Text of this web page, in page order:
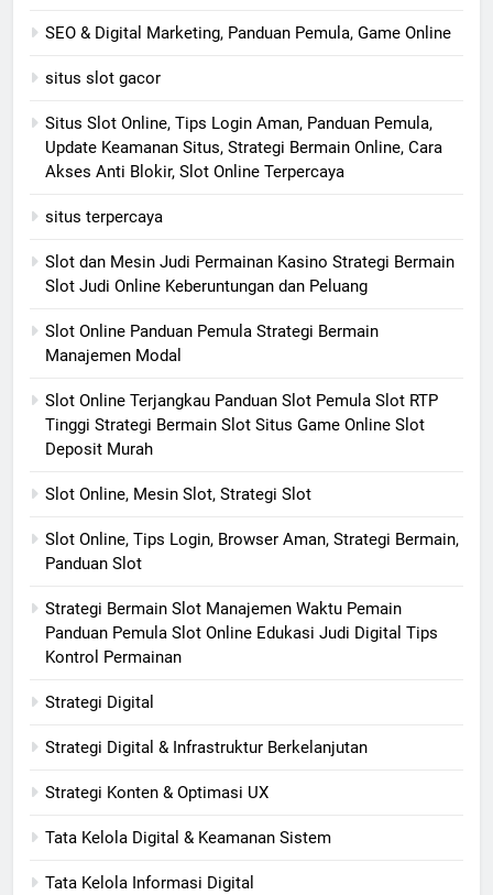
SEO & Digital Marketing, Panduan Pemula, Game Online
situs slot gacor
Situs Slot Online, Tips Login Aman, Panduan Pemula,
Update Keamanan Situs, Strategi Bermain Online, Cara
Akses Anti Blokir, Slot Online Terpercaya
situs terpercaya
Slot dan Mesin Judi Permainan Kasino Strategi Bermain
Slot Judi Online Keberuntungan dan Peluang
Slot Online Panduan Pemula Strategi Bermain
Manajemen Modal
Slot Online Terjangkau Panduan Slot Pemula Slot RTP
Tinggi Strategi Bermain Slot Situs Game Online Slot
Deposit Murah
Slot Online, Mesin Slot, Strategi Slot
Slot Online, Tips Login, Browser Aman, Strategi Bermain,
Panduan Slot
Strategi Bermain Slot Manajemen Waktu Pemain
Panduan Pemula Slot Online Edukasi Judi Digital Tips
Kontrol Permainan
Strategi Digital
Strategi Digital & Infrastruktur Berkelanjutan
Strategi Konten & Optimasi UX
Tata Kelola Digital & Keamanan Sistem
Tata Kelola Informasi Digital